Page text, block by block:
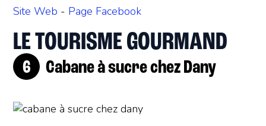
Site Web - Page Facebook
LE TOURISME GOURMAND
Cabane à sucre chez Dany